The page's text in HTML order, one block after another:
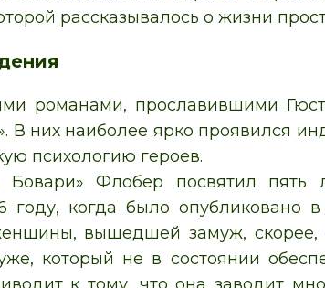
рассказывалось о жизни
романами, прославившими
В них наиболее ярко проявился
психологию героев.
Бовари» Флобер посвятил пять
году, когда было
вышедшей замуж, скорее,
который не в состоянии